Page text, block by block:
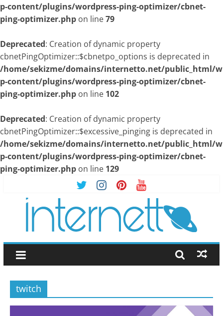
p-content/plugins/wordpress-ping-optimizer/cbnet-
ping-optimizer.php on line79
Deprecated: Creation of dynamic property
cbnetPingOptimizer::$cbnetpo_options is deprecated in
/home/sekizme/domains/internetto.net/public_html/w
p-content/plugins/wordpress-ping-optimizer/cbnet-
ping-optimizer.php on line 102
Deprecated: Creation of dynamic property
cbnetPingOptimizer::$excessive_pinging is deprecated in
/home/sekizme/domains/internetto.net/public_html/w
p-content/plugins/wordpress-ping-optimizer/cbnet-
ping-optimizer.php on line 129
content
İnternetto.Net
|
İnternet
twitch